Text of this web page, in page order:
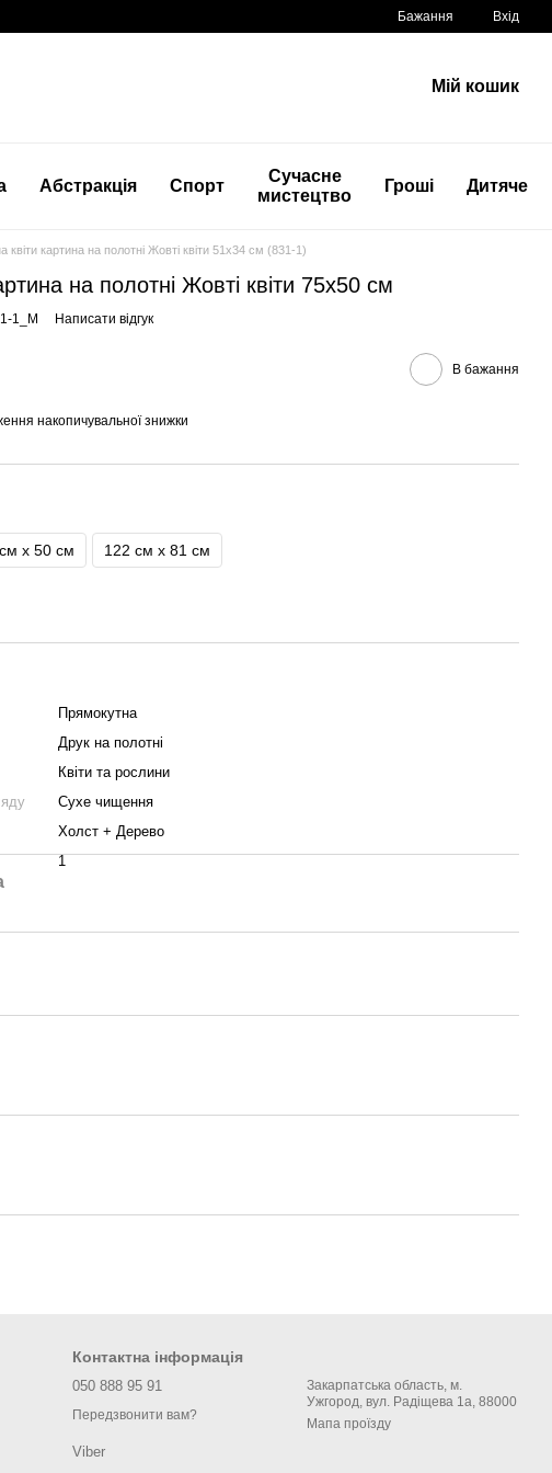
Бажання Вхід
Мій кошик
Абстракція Спорт
Сучасне
мистецтво
Гроші Дитяче
квіти картина на полотні Жовті квіти 51x34 см (831-1)
на полотні Жовті квіти 75x50 см
1_M Написати відгук
В бажання
накопичувальної знижки
x 50 см 122 см x 81 см
Прямокутна
Друк на полотні
Квіти та рослини
Сухе чищення
Холст + Дерево
1
Контактна інформація
050 888 95 91
Передзвонити вам?
Viber
Закарпатська область, м.
Ужгород, вул. Радіщева 1а, 88000
Мапа проїзду